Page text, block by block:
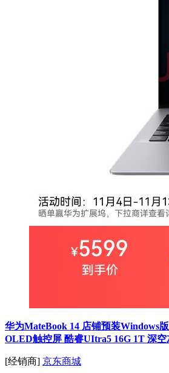
华为MateBook 14 店铺预装Windows
OLED触控屏 酷睿UItra5 16G 1T 深空
[经销商] 京东商城